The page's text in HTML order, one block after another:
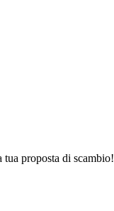
proposta di scambio!